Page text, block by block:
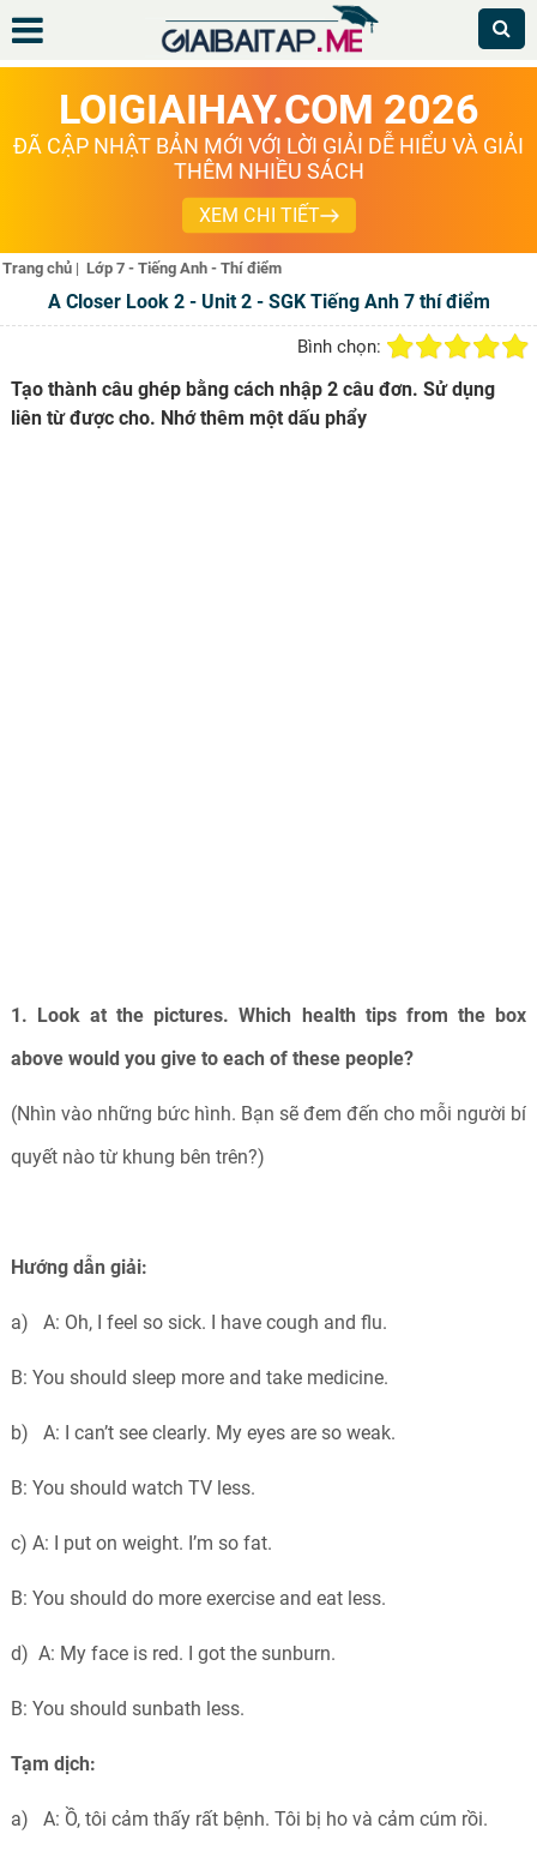
LOIGIAIHAY.COM 2026
ĐÃ CẬP NHẬT BẢN MỚI VỚI LỜI GIẢI DỄ HIỂU VÀ GIẢI
THÊM NHIỀU SÁCH
XEM CHI TIẾT
Trang chủ | Lớp 7 - Tiếng Anh - Thí điểm
A Closer Look 2 - Unit 2 - SGK Tiếng Anh 7 thí điểm
Bình chọn:
Tạo thành câu ghép bằng cách nhập 2 câu đơn. Sử dụng
liên từ được cho. Nhớ thêm một dấu phẩy
1. Look at the pictures. Which health tips from the box
above would you give to each of these people?
(Nhìn vào những bức hình. Bạn sẽ đem đến cho mỗi người bí
quyết nào từ khung bên trên?)
Hướng dẫn giải:
a) A: Oh, I feel so sick. I have cough and flu.
B: You should sleep more and take medicine.
b) A: I can’t see clearly. My eyes are so weak.
B: You should watch TV less.
c) A: I put on weight. I’m so fat.
B: You should do more exercise and eat less.
d) A: My face is red. I got the sunburn.
B: You should sunbath less.
Tạm dịch:
a) A: Ồ, tôi cảm thấy rất bệnh. Tôi bị ho và cảm cúm rồi.